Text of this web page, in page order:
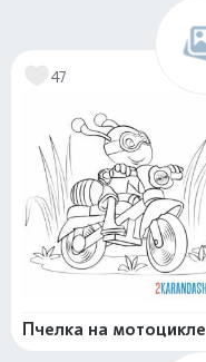
47
Пчелка на мотоцикле